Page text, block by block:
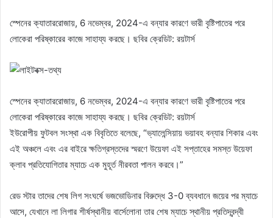
স্পেনের ক্যাতাররোজায়, 6 নভেম্বর, 2024-এ বন্যার কারণে ভারী বৃষ্টিপাতের পরে
লোকেরা পরিষ্কারের কাজে সাহায্য করছে। ছবির ক্রেডিট: রয়টার্স
স্পেনের ক্যাতাররোজায়, 6 নভেম্বর, 2024-এ বন্যার কারণে ভারী বৃষ্টিপাতের পরে
লোকেরা পরিষ্কারের কাজে সাহায্য করছে। ছবির ক্রেডিট: রয়টার্স
ইউরোপীয় ফুটবল সংস্থা এক বিবৃতিতে বলেছে, “ভ্যালেন্সিয়ায় ভয়াবহ বন্যার শিকার এবং
এই অঞ্চলে এবং এর বাইরে ক্ষতিগ্রস্তদের স্মরণে উয়েফা এই সপ্তাহের সমস্ত উয়েফা
ক্লাব প্রতিযোগিতার ম্যাচে এক মুহূর্ত নীরবতা পালন করবে।”
রেড স্টার তাদের শেষ লিগ সংঘর্ষে ভজভোডিনার বিরুদ্ধে 3-0 ব্যবধানে জয়ের পর ম্যাচে
আসে, যেখানে লা লিগার শীর্ষস্থানীয় বার্সেলোনা তার শেষ ম্যাচে স্থানীয় প্রতিদ্বন্দ্বী